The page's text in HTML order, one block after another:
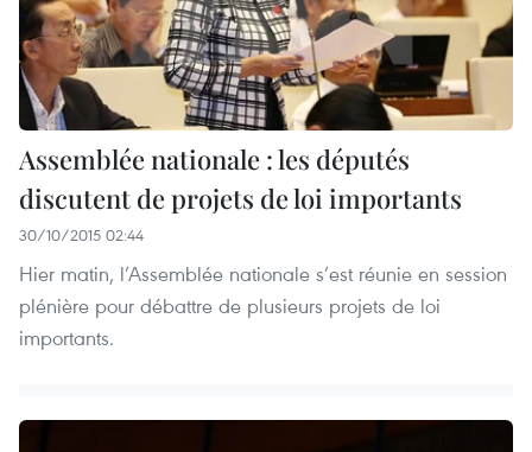
Assemblée nationale : les députés
discutent de projets de loi importants
30/10/2015 02:44
Hier matin, l’Assemblée nationale s’est réunie en session
plénière pour débattre de plusieurs projets de loi
importants.